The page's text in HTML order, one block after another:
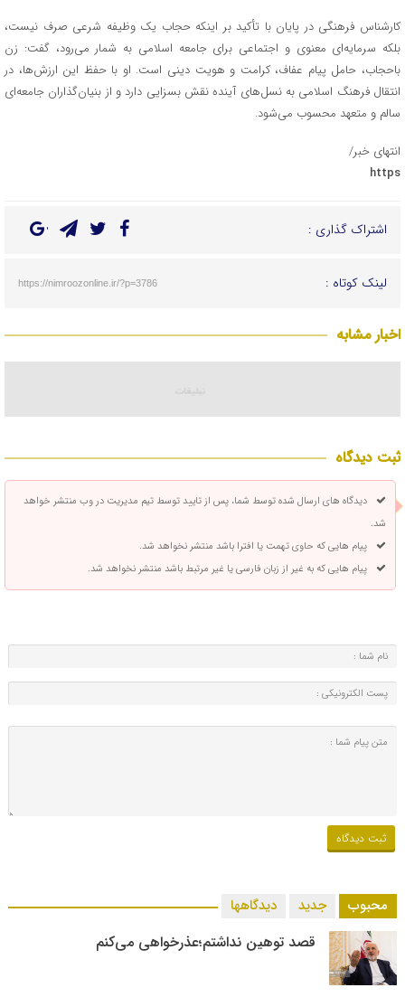
کارشناس فرهنگی در پایان با تأکید بر اینکه حجاب یک وظیفه شرعی صرف نیست،
بلکه سرمایه‌ای معنوی و اجتماعی برای جامعه اسلامی به شمار می‌رود، گفت: زن
باحجاب، حامل پیام عفاف، کرامت و هویت دینی است. او با حفظ این ارزش‌ها، در
انتقال فرهنگ اسلامی به نسل‌های آینده نقش بسزایی دارد و از بنیان‌گذاران جامعه‌ای
سالم و متعهد محسوب می‌شود.
انتهای خبر/
https
اشتراک گذاری :
لینک کوتاه : https://nimroozonline.ir/?p=3786
اخبار مشابه
ثبت دیدگاه
دیدگاه های ارسال شده توسط شما، پس از تایید توسط تیم مدیریت در وب منتشر خواهد
شد.
پیام هایی که حاوی تهمت یا افترا باشد منتشر نخواهد شد.
پیام هایی که به غیر از زبان فارسی یا غیر مرتبط باشد منتشر نخواهد شد.
محبوب جدید دیدگاهها
قصد توهین نداشتم؛عذرخواهی می‌کنم